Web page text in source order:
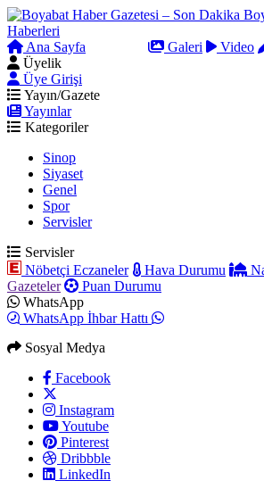
Ana Sayfa Galeri Video
Üyelik
Üye Girişi
Yayın/Gazete
Yayınlar
Kategoriler
Sinop
Siyaset
Genel
Spor
Servisler
Servisler
Nöbetçi Eczaneler
Hava Durumu
Gazeteler
Puan Durumu
WhatsApp
WhatsApp İhbar Hattı
Sosyal Medya
Facebook
Instagram
Youtube
Pinterest
Dribbble
LinkedIn